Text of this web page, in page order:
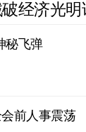
经济光明
秘飞弹
前人事震荡